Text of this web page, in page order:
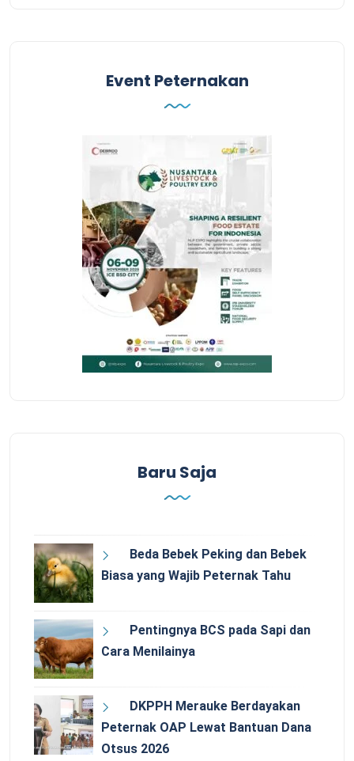
Event Peternakan
Baru Saja
Beda Bebek Peking dan Bebek
Biasa yang Wajib Peternak Tahu
Pentingnya BCS pada Sapi dan
Cara Menilainya
DKPPH Merauke Berdayakan
Peternak OAP Lewat Bantuan Dana
Otsus 2026